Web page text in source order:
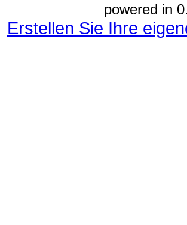
powered in
Erstellen Sie Ihre